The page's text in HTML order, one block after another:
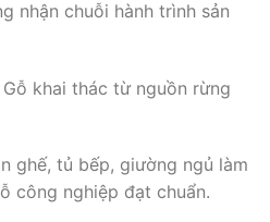
nhận chuỗi hành trình sản
Gỗ khai thác từ nguồn rừng
ghế, tủ bếp, giường ngủ làm
công nghiệp đạt chuẩn.